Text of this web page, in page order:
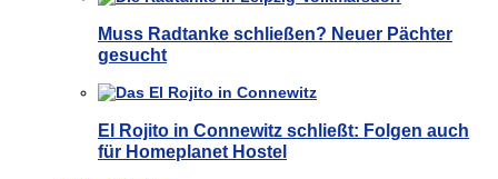
Muss Radtanke schließen? Neuer Pächter
gesucht
El Rojito in Connewitz schließt: Folgen auch
für Homeplanet Hostel